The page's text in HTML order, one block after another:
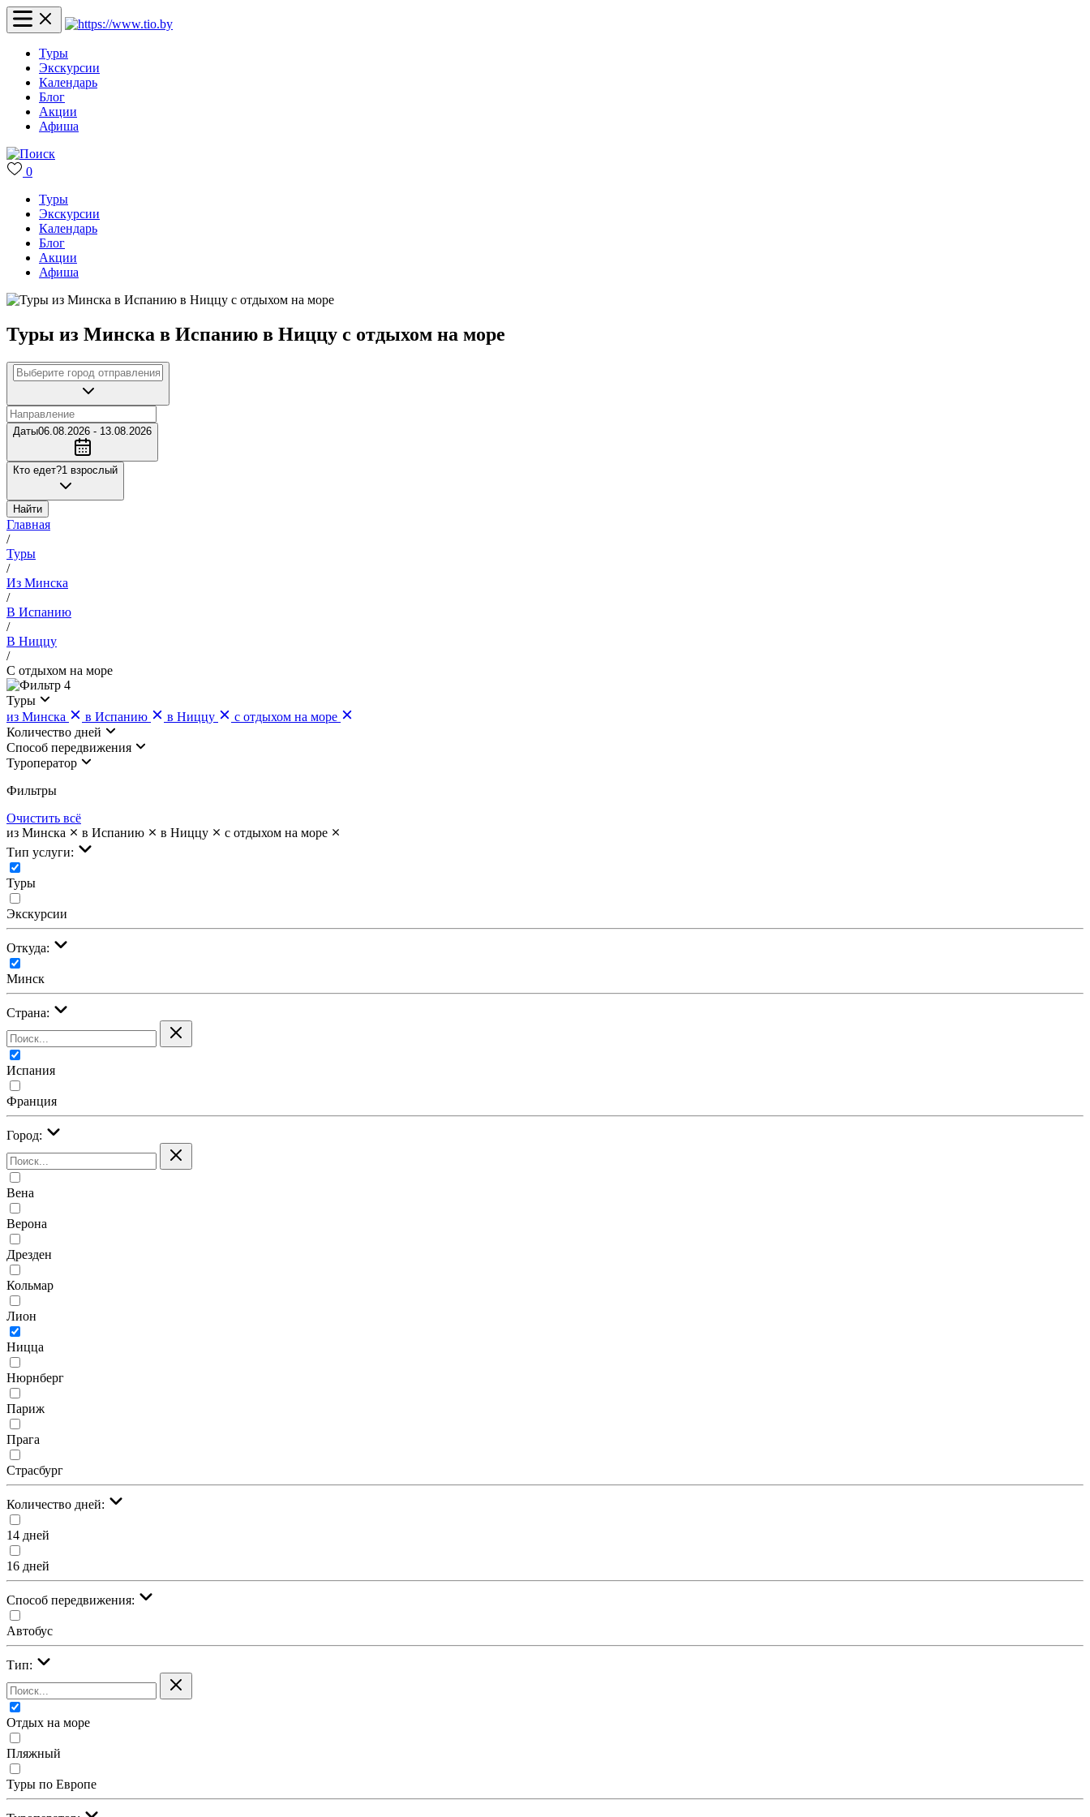
Туры
Экскурсии
Календарь
Блог
Акции
Афиша
0
Туры
Экскурсии
Календарь
Блог
Акции
Афиша
Туры из Минска в Испанию в Ниццу с отдыхом на море
Даты06.08.2026 - 13.08.2026
Кто едет?1 взрослый
Найти
Главная
/
Туры
/
Из Минска
/
В Испанию
/
В Ниццу
/
С отдыхом на море
4
Туры
из Минска
в Испанию в Ниццу
с отдыхом на море
Количество дней
Cпособ передвижения
Туроператор
Фильтры
Очистить всё
из Минска
в Испанию в Ниццу
с отдыхом на море
Тип услуги:
Туры
Экскурсии
Откуда:
Минск
Страна:
Испания
Франция
Город:
Вена
Верона
Дрезден
Кольмар
Лион
Ницца
Нюрнберг
Париж
Прага
Страсбург
Количество дней:
14 дней
16 дней
Cпособ передвижения:
Автобус
Тип:
Отдых на море
Пляжный
Туры по Европе